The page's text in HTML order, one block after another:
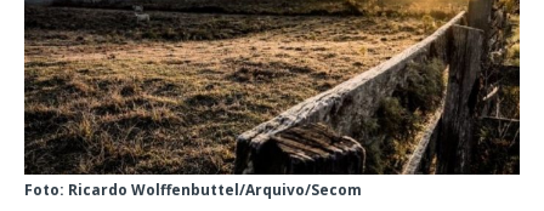
Foto: Ricardo Wolffenbuttel/Arquivo/Secom